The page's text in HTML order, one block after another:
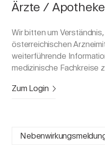
Ärzte /
Wir bitten um
österreichischen
weiterführende
medizinische Fachkreise
Zum Login